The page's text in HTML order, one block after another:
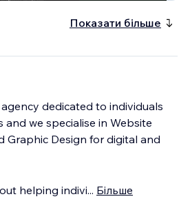
Показати більше
dedicated to individuals
and we specialise in Website
Graphic Design for digital and
helping indivi... Більше